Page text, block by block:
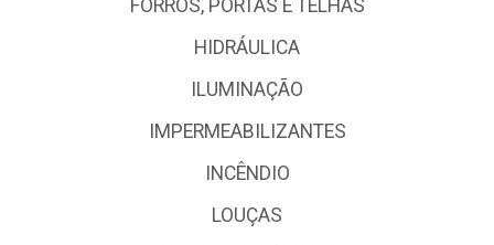
FORROS, PORTAS E TELHAS
HIDRÁULICA
ILUMINAÇÃO
IMPERMEABILIZANTES
INCÊNDIO
LOUÇAS